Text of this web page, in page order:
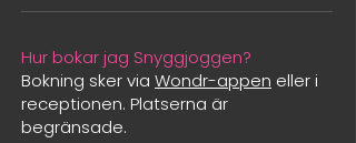
Hur bokar jag Snyggjoggen?
Bokning sker via Wondr-appen eller i
receptionen. Platserna är
begränsade.